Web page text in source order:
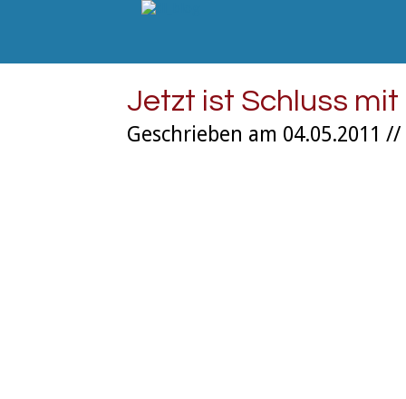
Jetzt ist Schluss mit
Geschrieben am 04.05.2011 //